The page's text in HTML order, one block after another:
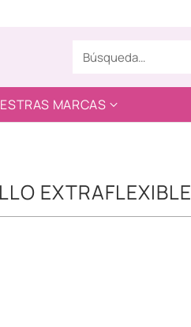
Búsqueda…
MARCAS
EXTRAFLEXIBLE